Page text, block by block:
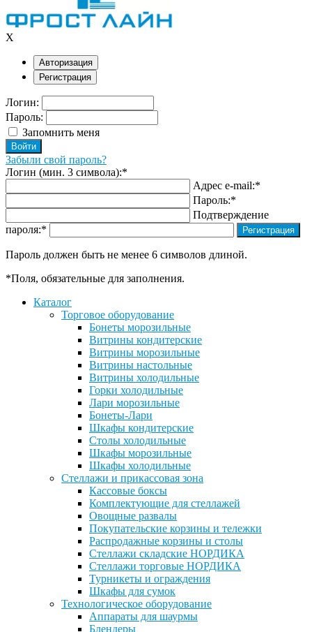
X
Авторизация
Регистрация
Логин:
Пароль:
Запомнить меня
Забыли свой пароль?
Логин (мин. 3 символа):*
Адрес e-mail:*
Пароль:*
Подтверждение
пароля:*
Пароль должен быть не менее 6 символов длиной.
*Поля, обязательные для заполнения.
Каталог
Торговое оборудование
Бонеты морозильные
Витрины кондитерские
Витрины морозильные
Витрины настольные
Витрины холодильные
Горки холодильные
Лари морозильные
Бонеты-Лари
Шкафы кондитерские
Столы холодильные
Шкафы морозильные
Шкафы холодильные
Стеллажи и прикассовая зона
Кассовые боксы
Комплектующие для стеллажей
Овощные развалы
Покупательские корзины и тележки
Распродажные корзины и столы
Стеллажи складские НОРДИКА
Стеллажи торговые НОРДИКА
Турникеты и ограждения
Шкафы для сумок
Технологическое оборудование
Аппараты для шаурмы
Блендеры